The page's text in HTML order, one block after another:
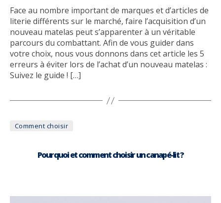
Face au nombre important de marques et d’articles de
literie différents sur le marché, faire l’acquisition d’un
nouveau matelas peut s’apparenter à un véritable
parcours du combattant. Afin de vous guider dans
votre choix, nous vous donnons dans cet article les 5
erreurs à éviter lors de l’achat d’un nouveau matelas :
Suivez le guide ! […]
Comment choisir
Pourquoi et comment choisir un canapé-lit ?